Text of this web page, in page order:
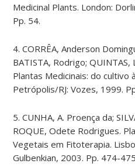
Medicinal Plants. London:
Pp. 54.
4. CORRÊA, Anderson
BATISTA, Rodrigo; QUINTAS,
Plantas Medicinais: do cultivo
Petrópolis/RJ: Vozes, 1999.
5. CUNHA, A. Proença da;
ROQUE, Odete Rodrigues.
Vegetais em Fitoterapia.
Gulbenkian, 2003. Pp. 474-